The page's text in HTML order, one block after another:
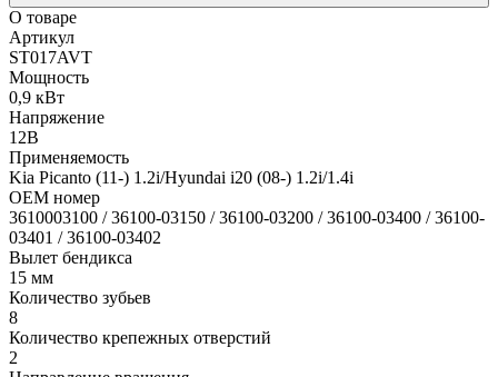
О товаре
Артикул
ST017AVT
Мощность
0,9 кВт
Напряжение
12В
Применяемость
Kia Picanto (11-) 1.2i/Hyundai i20 (08-) 1.2i/1.4i
OEM номер
3610003100 / 36100-03150 / 36100-03200 / 36100-03400 / 36100-
03401 / 36100-03402
Вылет бендикса
15 мм
Количество зубьев
8
Количество крепежных отверстий
2